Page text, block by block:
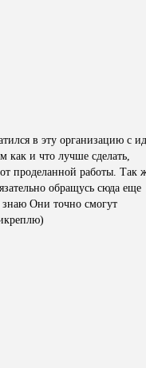
в эту организацию с
как и что лучше сделать,
проделанной работы. Так
обращусь сюда еще
знаю Они точно смогут